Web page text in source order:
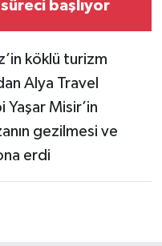
başlıyor
köklü turizm
Alya Travel
Misir’in
gezilmesi ve
erdi